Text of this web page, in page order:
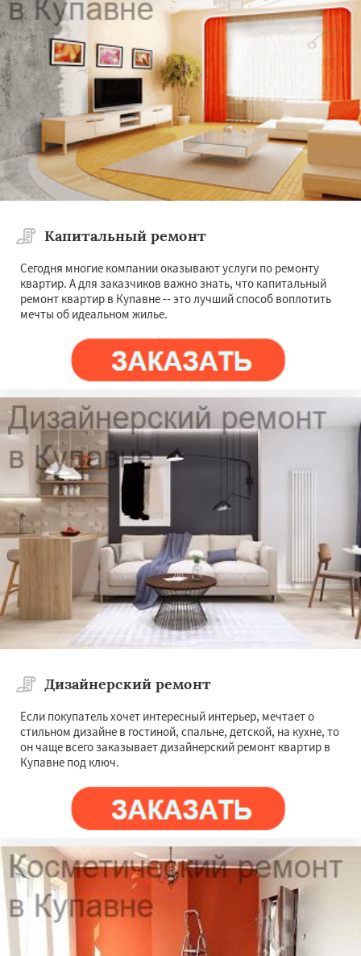
Капитальный ремонт
Сегодня многие компании оказывают услуги по ремонту
квартир. А для заказчиков важно знать, что капитальный
ремонт квартир в Купавне -- это лучший способ воплотить
мечты об идеальном жилье.
Дизайнерский ремонт
Если покупатель хочет интересный интерьер, мечтает о
стильном дизайне в гостиной, спальне, детской, на кухне, то
он чаще всего заказывает дизайнерский ремонт квартир в
Купавне под ключ.